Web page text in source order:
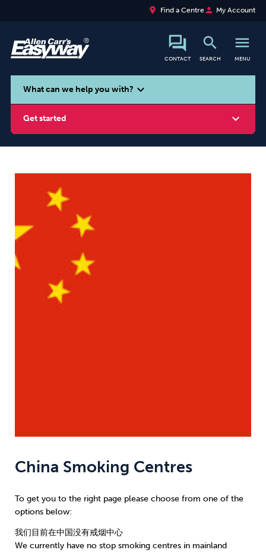
place Find a Centreperson My Account
CONTACT
search
SEARCH
menu
MENU
search
What can we help you with? expand_more
Get started expand_more
Smoking
China Smoking Centres
To get you to the right page please choose from one of the
options below:
我们目前在中国没有戒烟中心
We currently have no stop smoking centres in mainland